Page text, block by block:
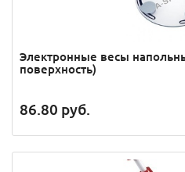
Электронные весы
поверхность)
86.80 руб.